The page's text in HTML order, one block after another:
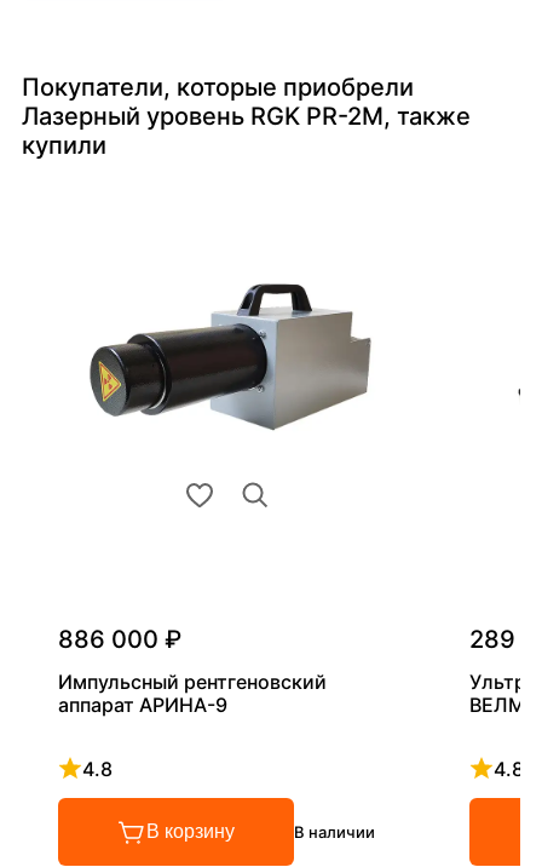
Покупатели, которые приобрели
Лазерный уровень RGK PR-2M, также
купили
886 000 ₽
Импульсный рентгеновский
аппарат АРИНА-9
4.8
Рейтинг 4.8 из 5
В корзину В наличии
289
4.8